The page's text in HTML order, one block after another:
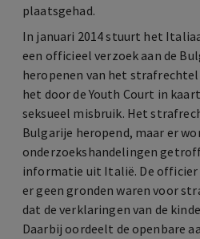
plaatsgehad.
In januari 2014 stuurt het
een officieel verzoek aan de
heropenen van het
het door de Youth Court in
seksueel misbruik. Het
Bulgarije heropend, maar er
onderzoekshandelingen
informatie uit Italië. De
er geen gronden waren voor
dat de verklaringen van de
Daarbij oordeelt de openbare